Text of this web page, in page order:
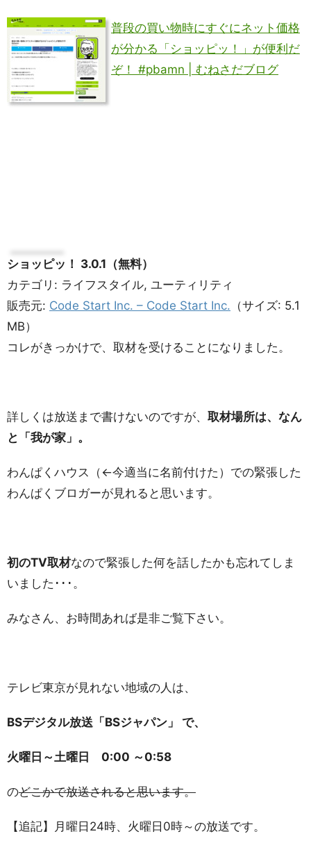
普段の買い物時にすぐにネット価格
が分かる「ショッピッ！」が便利だ
ぞ！ #pbamn | むねさだブログ
ショッピッ！ 3.0.1（無料）
カテゴリ: ライフスタイル, ユーティリティ
販売元: Code Start Inc. – Code Start Inc. （サイズ: 5.1
MB）
コレがきっかけで、取材を受けることになりました。
詳しくは放送まで書けないのですが、 取材場所は、なん
と「我が家」。
わんぱくハウス（←今適当に名前付けた）での緊張した
わんぱくブロガーが見れると思います。
初のTV取材なので緊張した何を話したかも忘れてしま
いました･･･。
みなさん、お時間あれば是非ご覧下さい。
テレビ東京が見れない地域の人は、
BSデジタル放送 「BSジャパン」 で、
火曜日～土曜日 0:00 ～0:58
のどこかで放送されると思います。
【追記】月曜日24時、火曜日0時～の放送です。